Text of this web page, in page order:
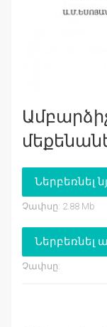
Ներբեռնել
Չափսը: 2.88 Mb
Ներբեռնել
Չափսը: